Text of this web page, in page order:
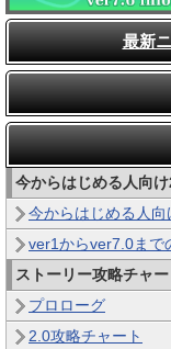
最新
今からはじめる人向
今からはじめる人向
ver1からver7.0まで
ストーリー攻略チャー
プロローグ
2.0攻略チャート